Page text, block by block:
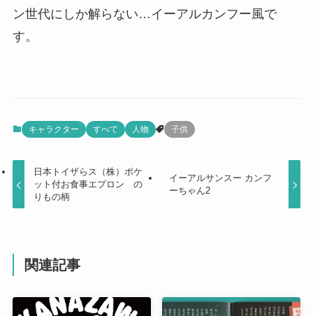
ン世代にしか解らない…イーアルカンフー風で
す。
キャラクター すべて 人物 子供
日本トイザらス（株）ポケ
ット付お食事エプロン の
りもの柄
イーアルサンスー カンフ
ーちゃん2
関連記事